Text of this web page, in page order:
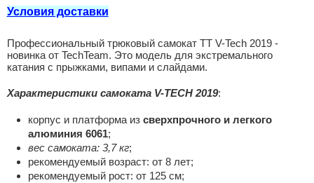
Условия доставки
Профессиональный трюковый самокат TT V-Tech 2019 -
новинка от TechTeam. Это модель для экстремального
катания с прыжками, випами и слайдами.
Характеристики самоката V-TECH 2019:
корпус и платформа из сверхпрочного и легкого
алюминия 6061;
вес самоката: 3,7 кг;
рекомендуемый возраст: от 8 лет;
рекомендуемый рост: от 125 см;